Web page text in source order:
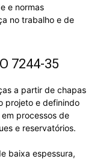
e normas
no trabalho e de
7244-35
a partir de chapas
projeto e definindo
processos de
e reservatórios.
baixa espessura,